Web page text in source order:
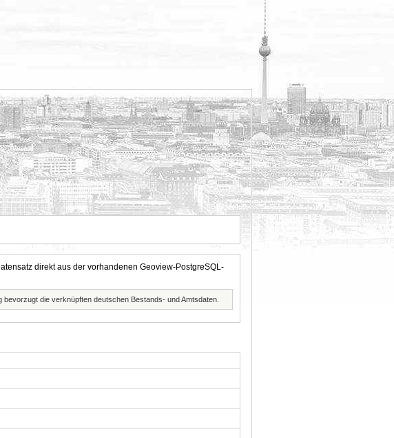
direkt aus der vorhandenen Geoview-PostgreSQL-
die verknüpften deutschen Bestands- und Amtsdaten.